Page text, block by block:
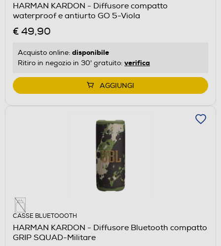
HARMAN KARDON - Diffusore compatto
waterproof e antiurto GO 5-Viola
€ 49,90
Acquisto online: disponibile
Ritiro in negozio in 30' gratuito: verifica
AGGIUNGI
CASSE BLUETOOOTH
HARMAN KARDON - Diffusore Bluetooth compatto
GRIP SQUAD-Militare